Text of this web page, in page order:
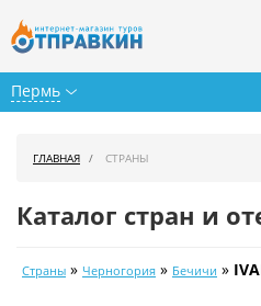
Пермь
Календарь туров
ГЛАВНАЯ СТРАНЫ
Каталог стран и
Страны » Черногория » Бечичи »